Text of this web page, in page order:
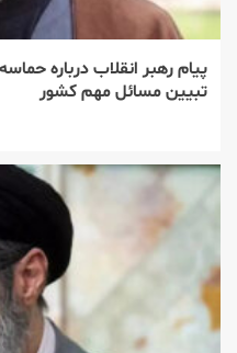
پیام رهبر انقلاب درباره
تبیین مسائل مهم کشور